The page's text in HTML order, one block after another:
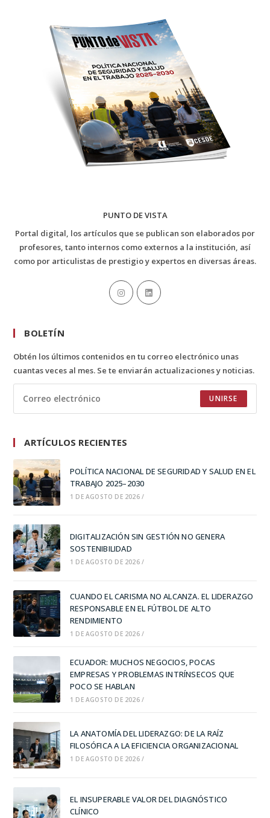
PUNTO DE VISTA
Portal digital, los artículos que se publican son elaborados por
profesores, tanto internos como externos a la institución, así
como por articulistas de prestigio y expertos en diversas áreas.
BOLETÍN
Obtén los últimos contenidos en tu correo electrónico unas
cuantas veces al mes. Se te enviarán actualizaciones y noticias.
UNIRSE
ARTÍCULOS RECIENTES
POLÍTICA NACIONAL DE SEGURIDAD Y SALUD EN EL
TRABAJO 2025–2030
1 DE AGOSTO DE 2026 /
DIGITALIZACIÓN SIN GESTIÓN NO GENERA
SOSTENIBILIDAD
1 DE AGOSTO DE 2026 /
CUANDO EL CARISMA NO ALCANZA. EL LIDERAZGO
RESPONSABLE EN EL FÚTBOL DE ALTO
RENDIMIENTO
1 DE AGOSTO DE 2026 /
ECUADOR: MUCHOS NEGOCIOS, POCAS
EMPRESAS Y PROBLEMAS INTRÍNSECOS QUE
POCO SE HABLAN
1 DE AGOSTO DE 2026 /
LA ANATOMÍA DEL LIDERAZGO: DE LA RAÍZ
FILOSÓFICA A LA EFICIENCIA ORGANIZACIONAL
1 DE AGOSTO DE 2026 /
EL INSUPERABLE VALOR DEL DIAGNÓSTICO
CLÍNICO